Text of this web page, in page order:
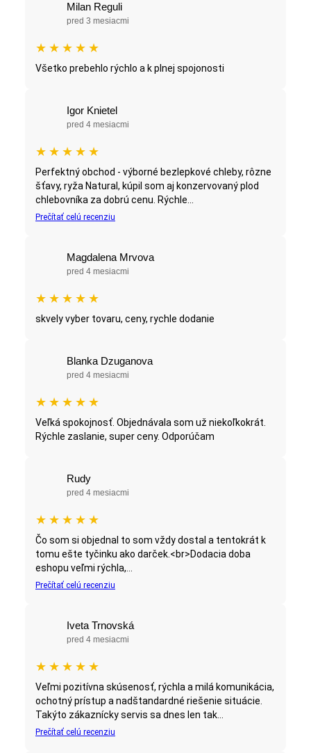
Milan Reguli
pred 3 mesiacmi
★ ★ ★ ★ ★
Všetko prebehlo rýchlo a k plnej spojonosti
Igor Knietel
pred 4 mesiacmi
★ ★ ★ ★ ★
Perfektný obchod - výborné bezlepkové chleby, rôzne
šťavy, ryža Natural, kúpil som aj konzervovaný plod
chlebovníka za dobrú cenu. Rýchle...
Prečítať celú recenziu
Magdalena Mrvova
pred 4 mesiacmi
★ ★ ★ ★ ★
skvely vyber tovaru, ceny, rychle dodanie
Blanka Dzuganova
pred 4 mesiacmi
★ ★ ★ ★ ★
Veľká spokojnosť. Objednávala som už niekoľkokrát.
Rýchle zaslanie, super ceny. Odporúčam
Rudy
pred 4 mesiacmi
★ ★ ★ ★ ★
Čo som si objednal to som vždy dostal a tentokrát k
tomu ešte tyčinku ako darček.<br>Dodacia doba
eshopu veľmi rýchla,...
Prečítať celú recenziu
Iveta Trnovská
pred 4 mesiacmi
★ ★ ★ ★ ★
Veľmi pozitívna skúsenosť, rýchla a milá komunikácia,
ochotný prístup a nadštandardné riešenie situácie.
Takýto zákaznícky servis sa dnes len tak...
Prečítať celú recenziu